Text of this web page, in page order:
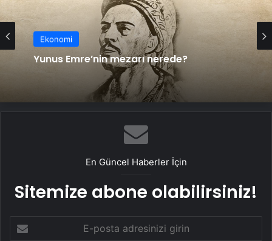
Ekonomi
Yunus Emre’nin mezarı nerede?
Ekonomi
Dans barışa davet ediyor
En Güncel Haberler İçin
Sitemize abone olabilirsiniz!
posta